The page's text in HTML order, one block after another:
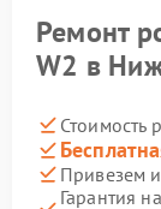
Ремонт
W2 в
Стоимость
Привезем
Гарантия